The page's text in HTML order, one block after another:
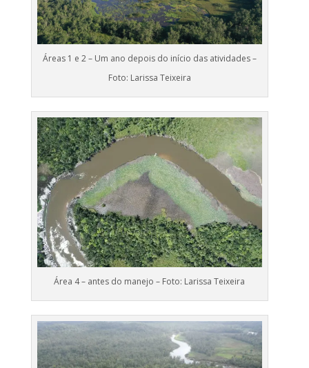
Áreas 1 e 2 – Um ano depois do início das atividades –
Foto: Larissa Teixeira
Área 4 – antes do manejo – Foto: Larissa Teixeira